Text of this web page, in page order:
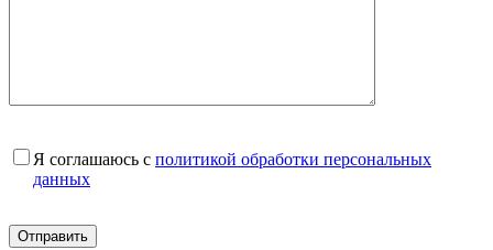
Я соглашаюсь с политикой обработки персональных
данных